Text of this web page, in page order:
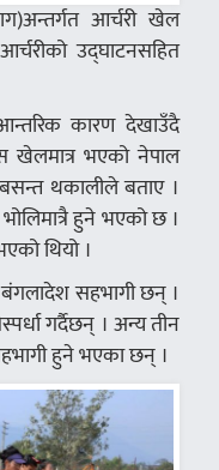
आर्चरी खेल
उद्घाटनसहित
कारण देखाउँदै
खेलमात्र भएको नेपाल
बसन्त थकालीले बताए ।
हुने भएको छ ।
थियो ।
बंगलादेश सहभागी छन् ।
गर्दैछन् । अन्य तीन
हुने भएका छन् ।